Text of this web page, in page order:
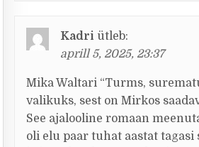
Kadri ütleb:
aprill 5, 2025, 23:37
Mika Waltari “Turms,
valikuks, sest on Mirkos
See ajalooline romaan
oli elu paar tuhat aastat tagasi